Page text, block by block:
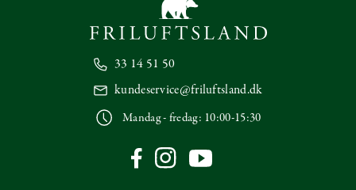
33 14 51 50
kundeservice@friluftsland.dk
Mandag - fredag: 10:00-15:30